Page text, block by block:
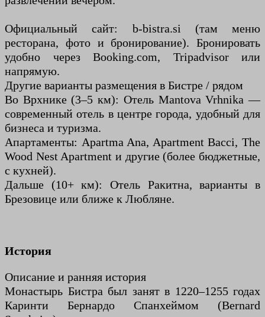
Официальный сайт: b-bistra.si (там меню
ресторана, фото и бронирование). Бронировать
удобно через Booking.com, Tripadvisor или
напрямую.
Другие варианты размещения в Бистре / рядом
Во Врхнике (3–5 км): Отель Mantova Vrhnika —
современный отель в центре города, удобный для
бизнеса и туризма.
Апартаменты: Apartma Ana, Apartment Bacci, The
Wood Nest Apartment и другие (более бюджетные,
с кухней).
Дальше (10+ км): Отель Ракитна, варианты в
Брезовице или ближе к Любляне.
История
Описание и ранняя история
Монастырь Бистра был занят в 1220–1255 годах
Каринти Бернардо Спанхеймом (Bernard